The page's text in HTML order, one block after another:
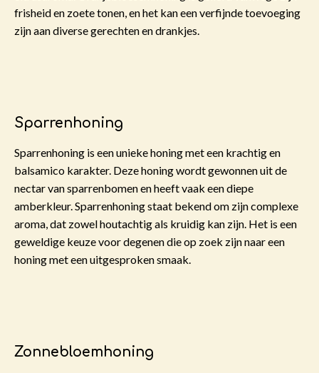
frisheid en zoete tonen, en het kan een verfijnde toevoeging
zijn aan diverse gerechten en drankjes.
Sparrenhoning
Sparrenhoning is een unieke honing met een krachtig en
balsamico karakter. Deze honing wordt gewonnen uit de
nectar van sparrenbomen en heeft vaak een diepe
amberkleur. Sparrenhoning staat bekend om zijn complexe
aroma, dat zowel houtachtig als kruidig kan zijn. Het is een
geweldige keuze voor degenen die op zoek zijn naar een
honing met een uitgesproken smaak.
Zonnebloemhoning